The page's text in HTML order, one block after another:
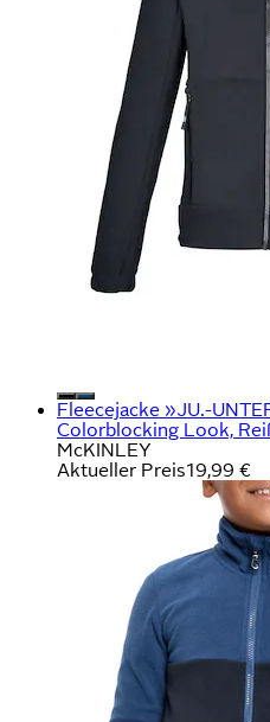
Fleecejacke »JU.-
Colorblocking Look,
McKINLEY
Aktueller Preis19,99 €